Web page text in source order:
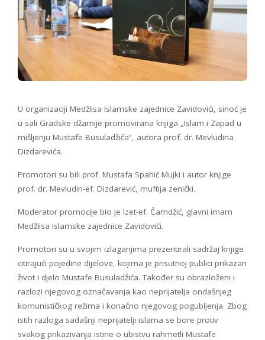
U organizaciji Medžlisa Islamske zajednice Zavidovići, sinoć je
u sali Gradske džamije promovirana knjiga „Islam i Zapad u
mišljenju Mustafe Busuladžića“, autora prof. dr. Mevludina
Dizdarevića.
Promotori su bili prof. Mustafa Spahić Mujki i autor knjige
prof. dr. Mevludin-ef. Dizdarević, muftija zenički.
Moderator promocije bio je Izet-ef. Čamdžić, glavni imam
Medžlisa Islamske zajednice Zavidovići.
Promotori su u svojim izlaganjima prezentirali sadržaj knjige
citirajući pojedine dijelove, kojima je prisutnoj publici prikazan
život i djelo Mustafe Busuladžića. Također su obrazloženi i
razlozi njegovog označavanja kao neprijatelja ondašnjeg
komunističkog režima i konačno njegovog pogubljenja. Zbog
istih razloga sadašnji neprijatelji islama se bore protiv
svakog prikazivanja istine o ubistvu rahmetli Mustafe